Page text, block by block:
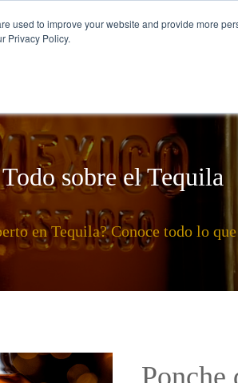
used to improve your website and provide more
Privacy Policy.
Todo sobre el Tequila
en Tequila? Conoce todo lo